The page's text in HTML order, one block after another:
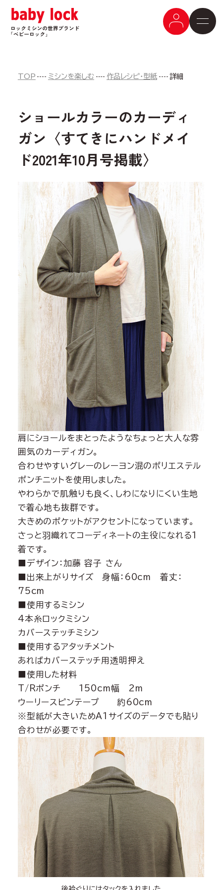
TOP ミシンを楽しむ 作品レシピ・型紙 詳細
ショールカラーのカーディ
ガン〈すてきにハンドメイ
ド2021年10月号掲載〉
肩にショールをまとったようなちょっと大人な雰
囲気のカーディガン。
合わせやすいグレーのレーヨン混のポリエステル
ポンチニットを使用しました。
やわらかで肌触りも良く、しわになりにくい生地
で着心地も抜群です。
大きめのポケットがアクセントになっています。
さっと羽織れてコーディネートの主役になれる1
着です。
■デザイン：加藤 容子 さん
■出来上がりサイズ 身幅：60cm 着丈：
75cm
■使用するミシン
4本糸ロックミシン
カバーステッチミシン
■使用するアタッチメント
あればカバーステッチ用透明押え
■使用した材料
T/Rポンチ 150cm幅 2m
ウーリースピンテープ 約60cm
※型紙が大きいためA1サイズのデータでも貼り
合わせが必要です。